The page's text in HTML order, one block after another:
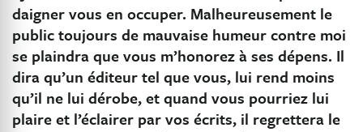
daigner vous en occuper. Malheureusement le
public toujours de mauvaise humeur contre moi
se plaindra que vous m’honorez à ses dépens. Il
dira qu’un éditeur tel que vous, lui rend moins
qu’il ne lui dérobe, et quand vous pourriez lui
plaire et l’éclairer par vos écrits, il regrettera le